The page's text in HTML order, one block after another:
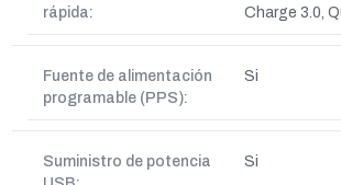
rápida:
Charge 3.0,
Fuente de alimentación
programable (PPS):
Si
Suministro de potencia
Si